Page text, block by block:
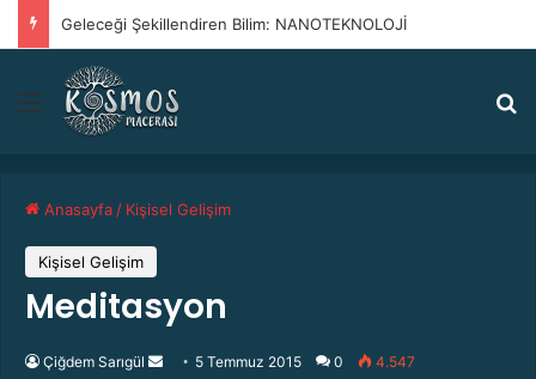
Geleceği Şekillendiren Bilim: NANOTEKNOLOJİ
Menü
Anasayfa / Kişisel Gelişim
Kişisel Gelişim
Meditasyon
Çiğdem Sarıgül 5 Temmuz 2015 0 4.547